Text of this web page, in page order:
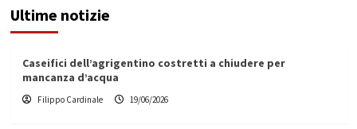
Ultime notizie
Caseifici dell’agrigentino costretti a chiudere per
mancanza d’acqua
Filippo Cardinale 19/06/2026